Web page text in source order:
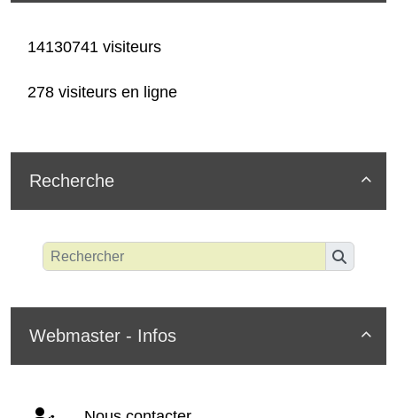
14130741 visiteurs
278 visiteurs en ligne

Recherche

Webmaster - Infos